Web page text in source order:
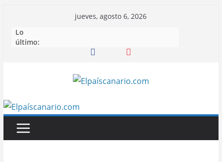
contenido
jueves, agosto 6, 2026
Lo
último: